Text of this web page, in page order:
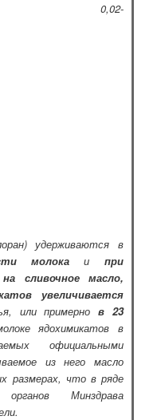
0,02-
2,2
удерживаются в
молокаи при
на сливочное масло,
увеличивается
или примернов 23
ядохимикатов в
официальными
из него масло
размерах, что в ряде
Минздрава